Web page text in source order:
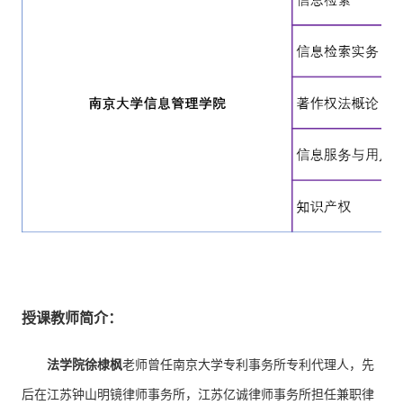
授课教师简介：
法学院徐棣枫老师曾任南京大学专利事务所专利代理人，先
后在江苏钟山明镜律师事务所，江苏亿诚律师事务所担任兼职律